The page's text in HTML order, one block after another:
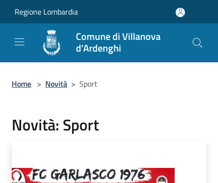
Regione Lombardia
Comune di Villanova
d'Ardenghi
Home > Novità > Sport
Novità: Sport